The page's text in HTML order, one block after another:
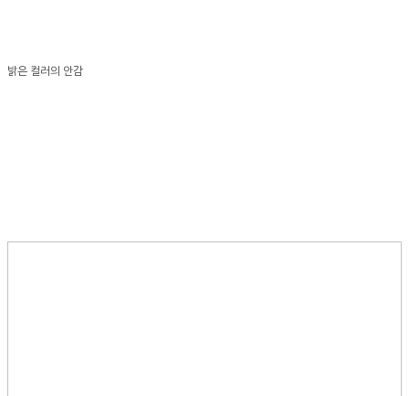
밝은 컬러의 안감